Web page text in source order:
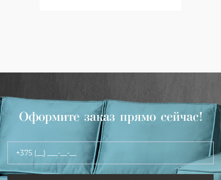
Оформите заказ прямо сейчас!
+375 (__) ___-__-__